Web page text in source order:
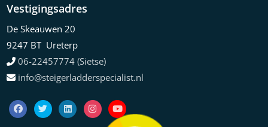
Vestigingsadres
De Skeauwen 20
9247 BT Ureterp
06-22457774 (Sietse)
info@steigerladderspecialist.nl